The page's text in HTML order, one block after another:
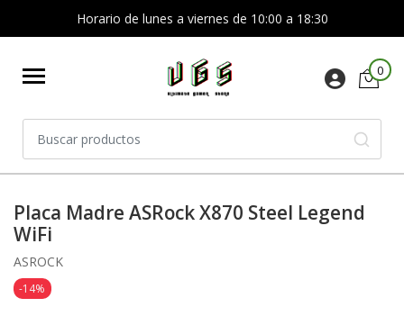
Horario de lunes a viernes de 10:00 a 18:30
0
Placa Madre ASRock X870 Steel Legend
WiFi
ASROCK
-14%